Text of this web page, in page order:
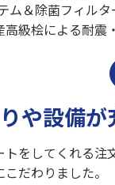
＆除菌フィル
級桧による耐震
や設備が
をしてくれる
だわりました。